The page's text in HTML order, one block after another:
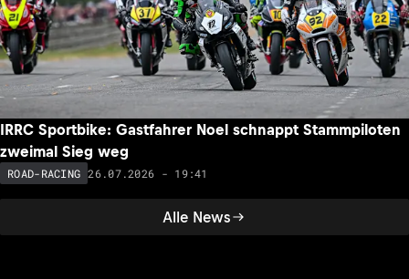
Alle News
IRRC Sportbike: Gastfahrer Noel schnappt Stammpiloten
zweimal Sieg weg
ROAD-RACING 26.07.2026 - 19:41